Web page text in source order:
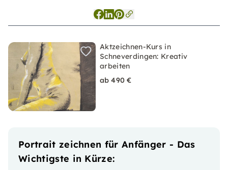
Aktzeichnen-Kurs in
Schneverdingen: Kreativ
arbeiten
ab 490 €
Portrait zeichnen für Anfänger - Das
Wichtigste in Kürze: